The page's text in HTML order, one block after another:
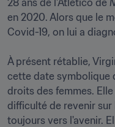
28 ans de l'Atlético de
en 2020. Alors que le
Covid-19, on lui a
À présent rétablie,
cette date symbolique
droits des femmes.
difficulté de revenir
toujours vers l'avenir.